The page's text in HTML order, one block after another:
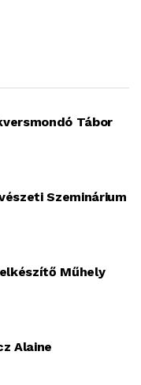
Tábor
Szeminárium
Műhely
Alaine